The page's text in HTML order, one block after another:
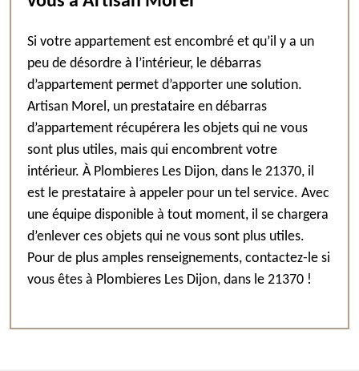
Si votre appartement est encombré et qu’il y a un
peu de désordre à l’intérieur, le débarras
d’appartement permet d’apporter une solution.
Artisan Morel, un prestataire en débarras
d’appartement récupérera les objets qui ne vous
sont plus utiles, mais qui encombrent votre
intérieur. À Plombieres Les Dijon, dans le 21370, il
est le prestataire à appeler pour un tel service. Avec
une équipe disponible à tout moment, il se chargera
d’enlever ces objets qui ne vous sont plus utiles.
Pour de plus amples renseignements, contactez-le si
vous êtes à Plombieres Les Dijon, dans le 21370 !